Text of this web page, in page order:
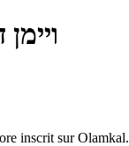
inscrit sur Olamkal.